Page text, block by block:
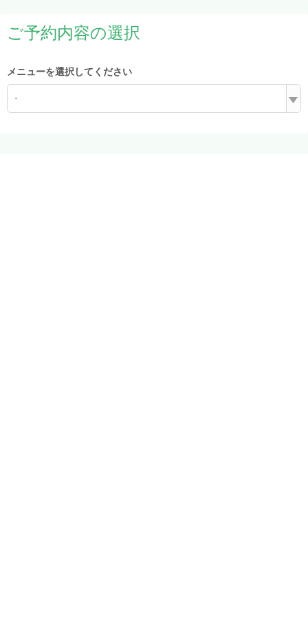
ご予約内容の選択
メニューを選択してください
-